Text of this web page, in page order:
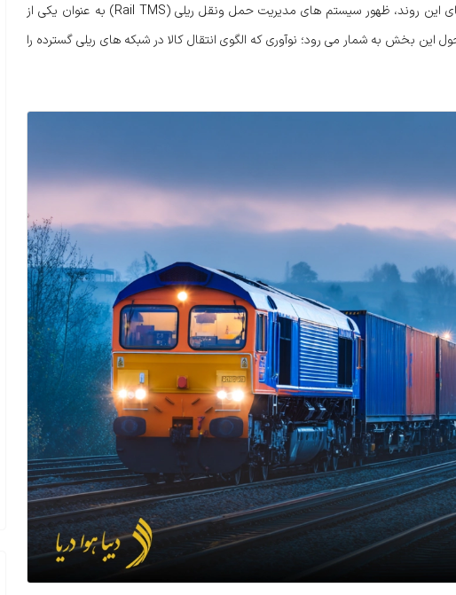
تمرکز بر ارتقای بهره وری آن رو به افزایش است. در راستای این روند، ظهور سیستم های مدیریت حمل ونقل ریلی (Rail TMS) به عنوان یکی از
این بخش به شمار می رود؛ نوآوری که الگوی انتقال کالا در شبکه های ریلی گسترده را